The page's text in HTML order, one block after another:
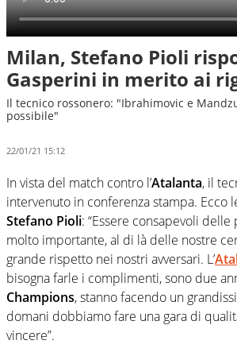
Milan, Stefano Pioli
Gasperini in merito ai
Il tecnico rossonero: "Ibrahimovic e
possibile"
22/01/21 15:12
In vista del match contro l’Atalanta, il
intervenuto in conferenza stampa. Ecco
Stefano Pioli: “Essere consapevoli
molto importante, al di là delle nostre
grande rispetto nei nostri avversari. L’
bisogna farle i complimenti, sono due
Champions, stanno facendo un
domani dobbiamo fare una gara di
vincere”.